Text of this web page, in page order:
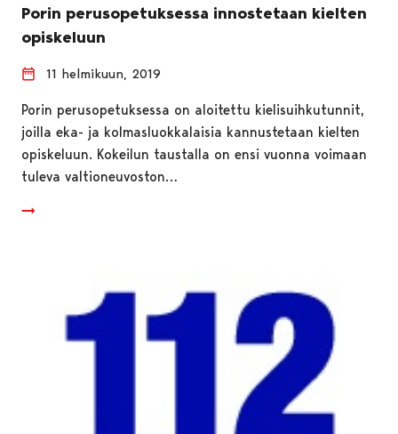
Porin perusopetuksessa innostetaan kielten
opiskeluun
11 helmikuun, 2019
Porin perusopetuksessa on aloitettu kielisuihkutunnit,
joilla eka- ja kolmasluokkalaisia kannustetaan kielten
opiskeluun. Kokeilun taustalla on ensi vuonna voimaan
tuleva valtioneuvoston…